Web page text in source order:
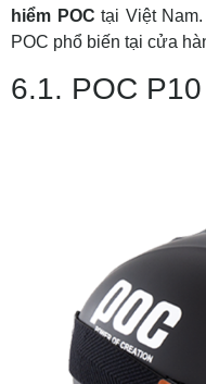
hiểm POC tại Việt
POC phổ biến tại cửa
6.1. POC P10